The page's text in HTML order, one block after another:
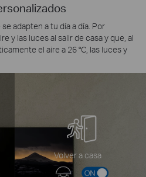
adapten a tu día a día. Por
y las luces al salir de casa y que, al
el aire a 26 °C, las luces y
Volver a casa